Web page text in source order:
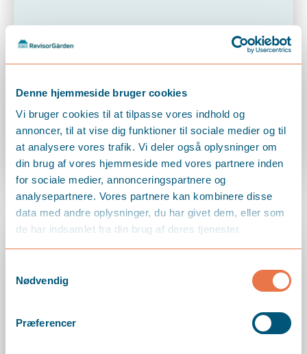
Denne hjemmeside bruger cookies
Vi bruger cookies til at tilpasse vores indhold og
annoncer, til at vise dig funktioner til sociale medier og til
at analysere vores trafik. Vi deler også oplysninger om
din brug af vores hjemmeside med vores partnere inden
for sociale medier, annonceringspartnere og
analysepartnere. Vores partnere kan kombinere disse
data med andre oplysninger, du har givet dem, eller som
de har indsamlet fra din brug af deres tjenester.
Nødvendig
Præferencer
maj 19, 2026
Tjekliste til sommerferien
LÆS MERE